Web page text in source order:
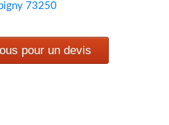
73250
pour un devis